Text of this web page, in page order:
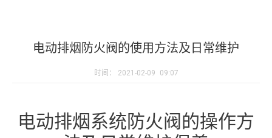
电动排烟防火阀的使用方法及日常维护
时间： 2021-02-09 09:07
电动排烟系统防火阀的操作方